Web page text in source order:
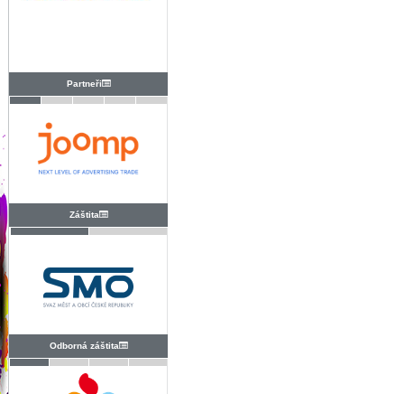
Partneři
Záštita
Odborná záštita